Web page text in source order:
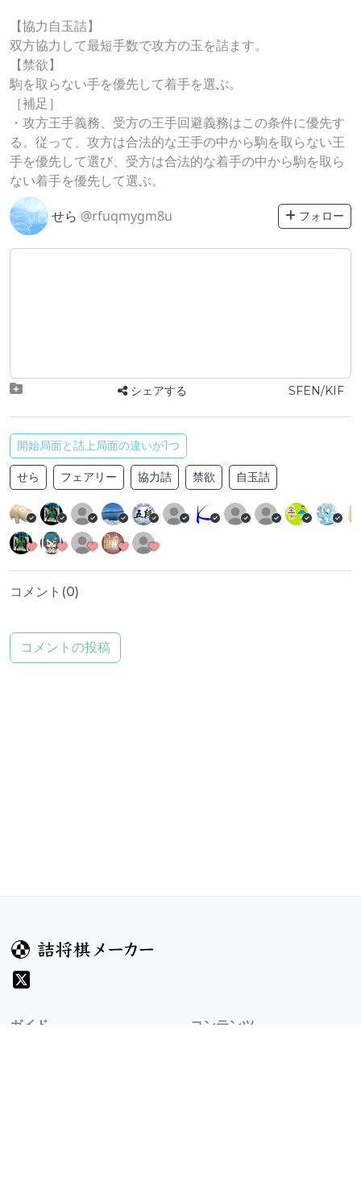
【協力自玉詰】
双方協力して最短手数で攻方の玉を詰ます。
【禁欲】
駒を取らない手を優先して着手を選ぶ。
［補足］
・攻方王手義務、受方の王手回避義務はこの条件に優先す
る。従って、攻方は合法的な王手の中から駒を取らない王
手を優先して選び、受方は合法的な着手の中から駒を取ら
ない着手を優先して選ぶ。
せら @rfuqmygm8u フォロー
シェアする SFEN/KIF
開始局面と詰上局面の違いが1つ
せら フェアリー 協力詰 禁欲 自玉詰
コメント(0)
コメントの投稿
ガイド
コンテンツ